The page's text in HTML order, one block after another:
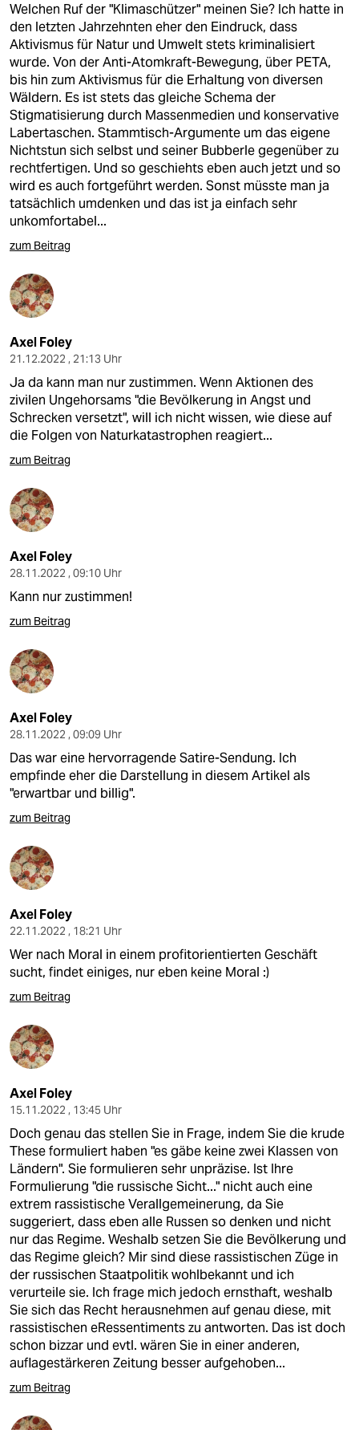
Welchen Ruf der "Klimaschützer" meinen Sie? Ich hatte in
den letzten Jahrzehnten eher den Eindruck, dass
Aktivismus für Natur und Umwelt stets kriminalisiert
wurde. Von der Anti-Atomkraft-Bewegung, über PETA,
bis hin zum Aktivismus für die Erhaltung von diversen
Wäldern. Es ist stets das gleiche Schema der
Stigmatisierung durch Massenmedien und konservative
Labertaschen. Stammtisch-Argumente um das eigene
Nichtstun sich selbst und seiner Bubberle gegenüber zu
rechtfertigen. Und so geschiehts eben auch jetzt und so
wird es auch fortgeführt werden. Sonst müsste man ja
tatsächlich umdenken und das ist ja einfach sehr
unkomfortabel...
zum Beitrag
Axel Foley
21.12.2022 , 21:13 Uhr
Ja da kann man nur zustimmen. Wenn Aktionen des
zivilen Ungehorsams "die Bevölkerung in Angst und
Schrecken versetzt", will ich nicht wissen, wie diese auf
die Folgen von Naturkatastrophen reagiert...
zum Beitrag
Axel Foley
28.11.2022 , 09:10 Uhr
Kann nur zustimmen!
zum Beitrag
Axel Foley
28.11.2022 , 09:09 Uhr
Das war eine hervorragende Satire-Sendung. Ich
empfinde eher die Darstellung in diesem Artikel als
"erwartbar und billig".
zum Beitrag
Axel Foley
22.11.2022 , 18:21 Uhr
Wer nach Moral in einem profitorientierten Geschäft
sucht, findet einiges, nur eben keine Moral :)
zum Beitrag
Axel Foley
15.11.2022 , 13:45 Uhr
Doch genau das stellen Sie in Frage, indem Sie die krude
These formuliert haben "es gäbe keine zwei Klassen von
Ländern". Sie formulieren sehr unpräzise. Ist Ihre
Formulierung "die russische Sicht..." nicht auch eine
extrem rassistische Verallgemeinerung, da Sie
suggeriert, dass eben alle Russen so denken und nicht
nur das Regime. Weshalb setzen Sie die Bevölkerung und
das Regime gleich? Mir sind diese rassistischen Züge in
der russischen Staatpolitik wohlbekannt und ich
verurteile sie. Ich frage mich jedoch ernsthaft, weshalb
Sie sich das Recht herausnehmen auf genau diese, mit
rassistischen eRessentiments zu antworten. Das ist doch
schon bizzar und evtl. wären Sie in einer anderen,
auflagestärkeren Zeitung besser aufgehoben...
zum Beitrag